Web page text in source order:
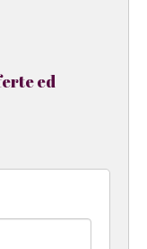
ed